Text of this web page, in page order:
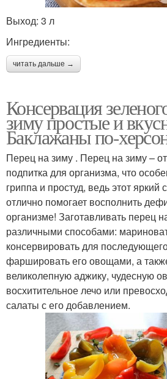
Выход: 3 л
Ингредиенты:
читать дальше →
Консервация
зиму простые и
Баклажаны по-
Перец на зиму . Перец на зиму –
подпитка для организма, что
гриппа и простуд, ведь этот
отлично помогает восполнить
организме! Заготавливать перец
различными способами:
консервировать для
фаршировать его овощами, а
великолепную аджику, чудесную
восхитительное лечо или
салаты с его добавлением.